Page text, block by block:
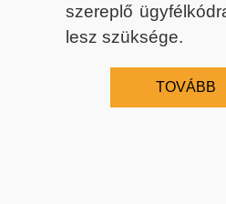
szereplő
lesz szüksége.
TOVÁBB